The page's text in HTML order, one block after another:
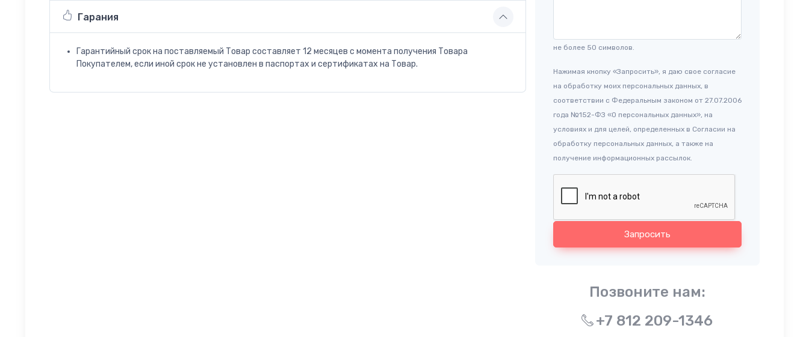
Гарания
Гарантийный срок на поставляемый Товар составляет 12 месяцев с момента получения Товара
Покупателем, если иной срок не установлен в паспортах и сертификатах на Товар.
не более 50 символов.
Нажимая кнопку «Запросить», я даю свое согласие
на обработку моих персональных данных, в
соответствии с Федеральным законом от 27.07.2006
года №152-ФЗ «О персональных данных», на
условиях и для целей, определенных в Согласии на
обработку персональных данных, а также на
получение информационных рассылок.
Запросить
Позвоните нам:
+7 812 209-1346